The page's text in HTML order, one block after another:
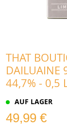
THAT
DAILUAINE
44,7% - 0,5
AUF LAGER
49,99 €